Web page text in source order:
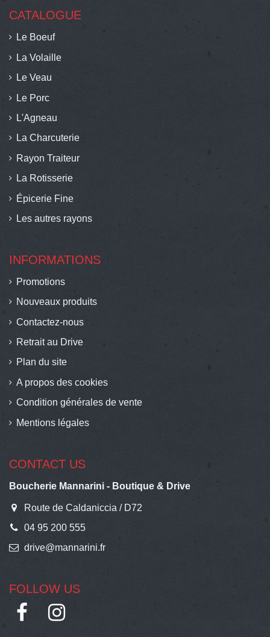
CATALOGUE
Le Boeuf
La Volaille
Le Veau
Le Porc
L'Agneau
La Charcuterie
Rayon Traiteur
La Rotisserie
Épicerie Fine
Les autres rayons
INFORMATIONS
Promotions
Nouveaux produits
Contactez-nous
Retrait au Drive
Plan du site
A propos des cookies
Condition générales de vente
Mentions légales
CONTACT US
Boucherie Mannarini - Boutique & Drive
Route de Caldaniccia / D72
04 95 200 555
drive@mannarini.fr
FOLLOW US